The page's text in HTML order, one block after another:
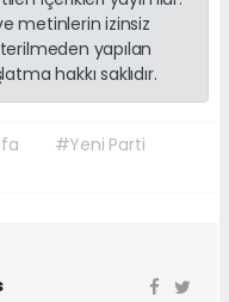
metinlerin izinsiz
yapılan
hakkı saklıdır.
#Yeni Parti